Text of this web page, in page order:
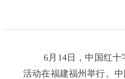
6月 14日，中国红十
活动在福建福州举行。